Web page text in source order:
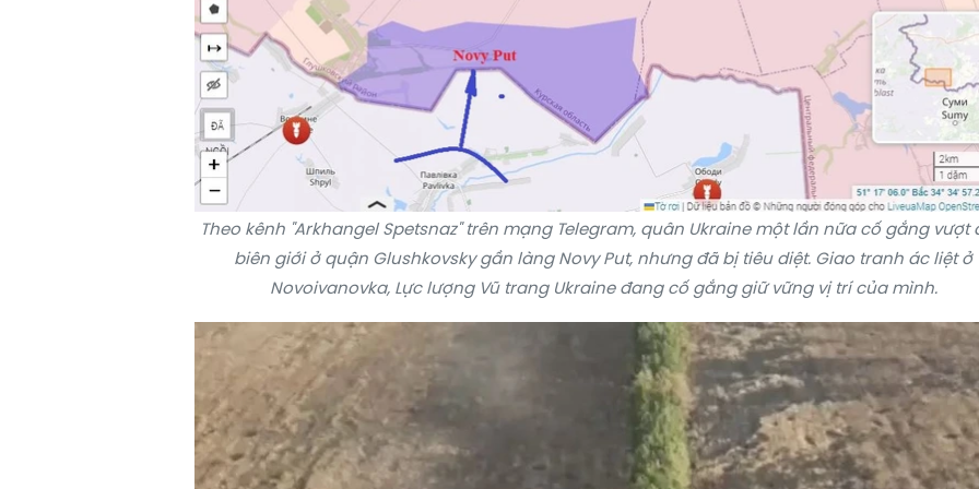
Theo kênh "Arkhangel Spetsnaz" trên mạng Telegram, quân Ukraine một lần nữa cố gắng vượt
biên giới ở quận Glushkovsky gần làng Novy Put, nhưng đã bị tiêu diệt. Giao tranh ác liệt ở
Novoivanovka, Lực lượng Vũ trang Ukraine đang cố gắng giữ vững vị trí của mình.